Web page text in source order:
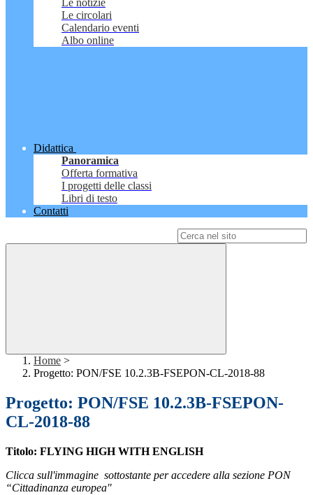
Le notizie
Le circolari
Calendario eventi
Albo online
Didattica
Panoramica
Offerta formativa
I progetti delle classi
Libri di testo
Contatti
Home >
Progetto: PON/FSE 10.2.3B-FSEPON-CL-2018-88
Progetto: PON/FSE 10.2.3B-FSEPON-
CL-2018-88
Titolo: FLYING HIGH WITH ENGLISH
Clicca sull'immagine sottostante per accedere alla sezione PON
“Cittadinanza europea"